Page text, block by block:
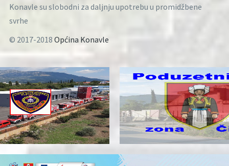
Konavle su slobodni za daljnju upotrebu u promidžbene
svrhe
© 2017-2018 Općina Konavle